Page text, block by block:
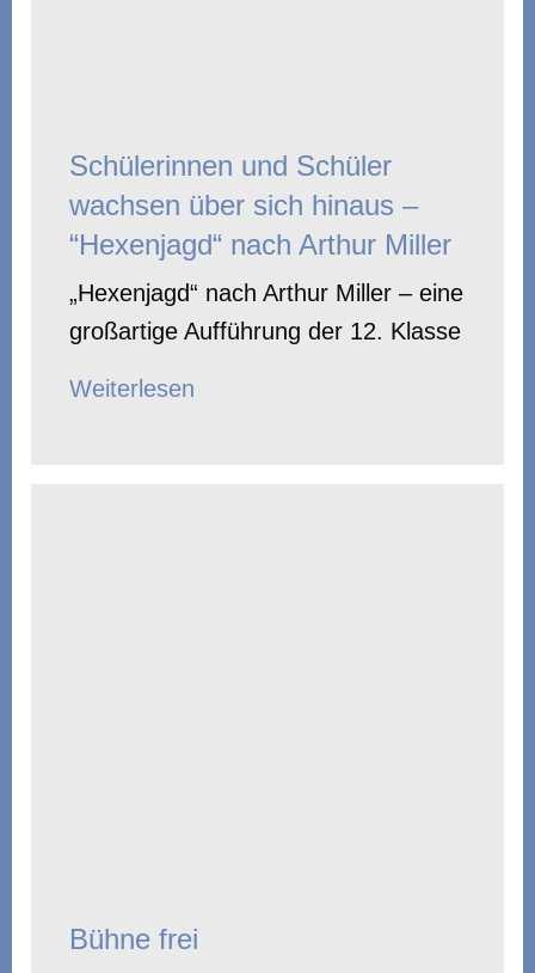
Schülerinnen und Schüler
wachsen über sich hinaus –
“Hexenjagd“ nach Arthur Miller
„Hexenjagd“ nach Arthur Miller – eine
großartige Aufführung der 12. Klasse
Weiterlesen
Bühne frei